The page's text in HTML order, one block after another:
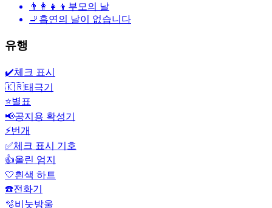
👨‍👩‍👧‍👦 부모의 날
🚬 흡연의 날이 없습니다
유행
✔️체크 표시
🇰🇷태극기
⭐별표
📢공지용 확성기
⚡번개
✅체크 표시 기호
👍올린 엄지
🤍흰색 하트
☎️전화기
🫧비눗방울